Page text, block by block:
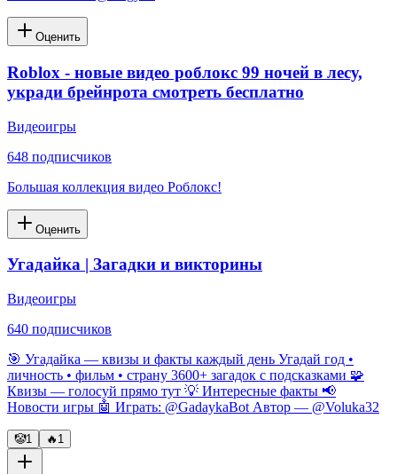
Оценить
Roblox - новые видео роблокс 99 ночей в лесу,
укради брейнрота смотреть бесплатно
Видеоигры
648 подписчиков
Большая коллекция видео Роблокс!
Оценить
Угадайка | Загадки и викторины
Видеоигры
640 подписчиков
🎯 Угадайка — квизы и факты каждый день Угадай год •
личность • фильм • страну 3600+ загадок с подсказками 🧩
Квизы — голосуй прямо тут 💡 Интересные факты 📢
Новости игры 🤖 Играть: @GadaykaBot Автор — @Voluka32
🤡1 🔥 1